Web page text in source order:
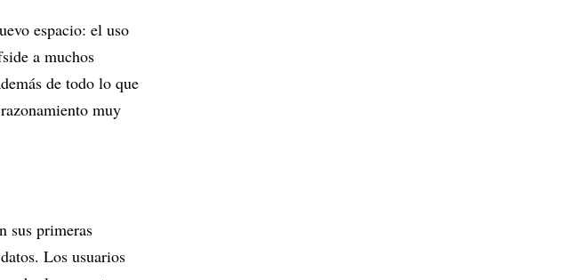
espacio: el uso
a muchos
de todo lo que
muy
sus primeras
Los usuarios